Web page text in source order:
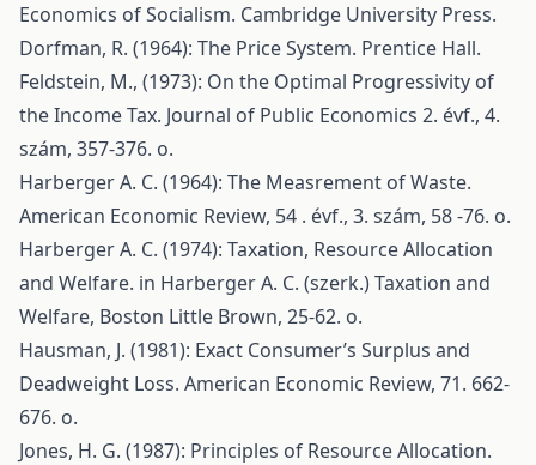
Economics of Socialism. Cambridge University Press.
Dorfman, R. (1964): The Price System. Prentice Hall.
Feldstein, M., (1973): On the Optimal Progressivity of
the Income Tax. Journal of Public Economics 2. évf., 4.
szám, 357-376. o.
Harberger A. C. (1964): The Measrement of Waste.
American Economic Review, 54 . évf., 3. szám, 58 -76. o.
Harberger A. C. (1974): Taxation, Resource Allocation
and Welfare. in Harberger A. C. (szerk.) Taxation and
Welfare, Boston Little Brown, 25-62. o.
Hausman, J. (1981): Exact Consumer’s Surplus and
Deadweight Loss. American Economic Review, 71. 662-
676. o.
Jones, H. G. (1987): Principles of Resource Allocation.